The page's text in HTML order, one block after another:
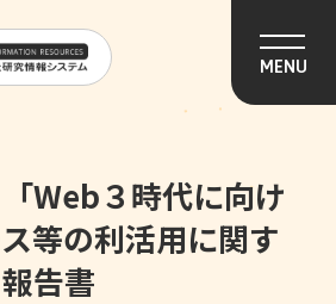
MENU
「Web３時代に向け
等の利活用に関す
告書